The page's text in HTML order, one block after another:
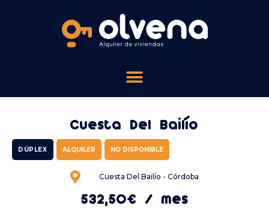
Cuesta Del Bailío
DÚPLEX ALQUILER NO DISPONIBLE
Cuesta Del Bailío - Córdoba
532,50€ / mes